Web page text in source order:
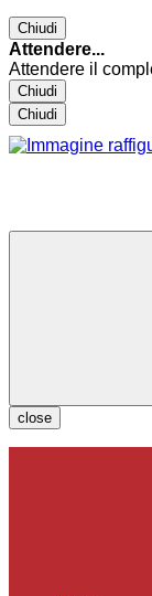
Chiudi
Attendere...
Attendere il
Chiudi
Chiudi
close